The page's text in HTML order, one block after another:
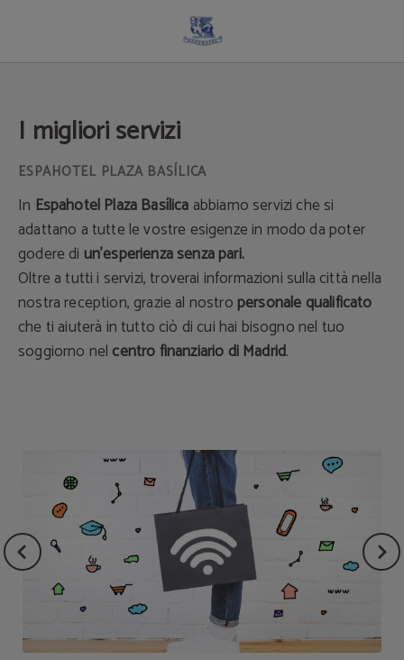
I migliori servizi
In Espahotel Plaza Basílica abbiamo servizi che si
adattano a tutte le vostre esigenze in modo da poter
godere di un'esperienza senza pari.
Oltre a tutti i servizi, troverai informazioni sulla città nella
nostra reception, grazie al nostropersonale qualificato
che ti aiuterà in tutto ciò di cui hai bisogno nel tuo
soggiorno nel centro finanziario di Madrid.